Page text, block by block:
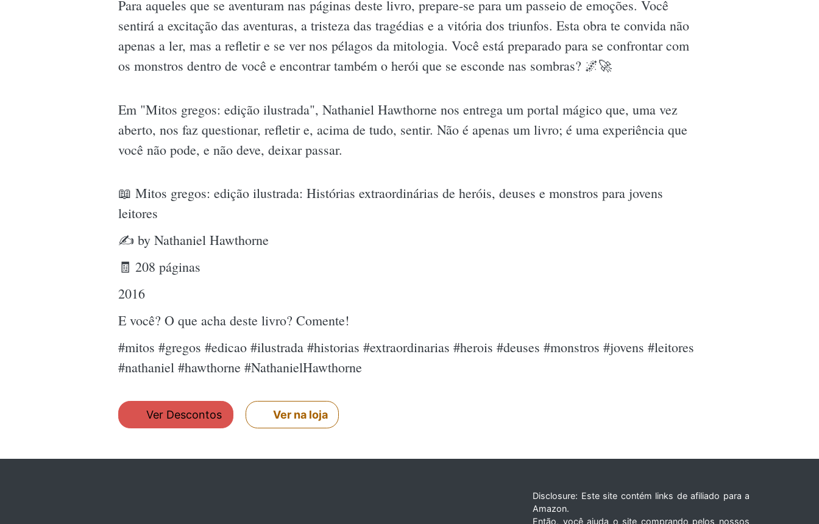
Para aqueles que se aventuram nas páginas deste livro, prepare-se para um passeio de emoções. Você
sentirá a excitação das aventuras, a tristeza das tragédias e a vitória dos triunfos. Esta obra te convida não
apenas a ler, mas a refletir e se ver nos pélagos da mitologia. Você está preparado para se confrontar com
os monstros dentro de você e encontrar também o herói que se esconde nas sombras? 🌌🚀
Em "Mitos gregos: edição ilustrada", Nathaniel Hawthorne nos entrega um portal mágico que, uma vez
aberto, nos faz questionar, refletir e, acima de tudo, sentir. Não é apenas um livro; é uma experiência que
você não pode, e não deve, deixar passar.
📖 Mitos gregos: edição ilustrada: Histórias extraordinárias de heróis, deuses e monstros para jovens
leitores
✍ by Nathaniel Hawthorne
🧾 208 páginas
2016
E você? O que acha deste livro? Comente!
#mitos #gregos #edicao #ilustrada #historias #extraordinarias #herois #deuses #monstros #jovens #leitores
#nathaniel #hawthorne #NathanielHawthorne
Ver Descontos Ver na loja
Disclosure: Este site contém links de afiliado para a
Amazon.
Então, você ajuda o site comprando pelos nossos